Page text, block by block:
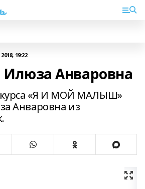
19:22
Илюза Анваровна
«Я И МОЙ МАЛЫШ»
Анваровна из